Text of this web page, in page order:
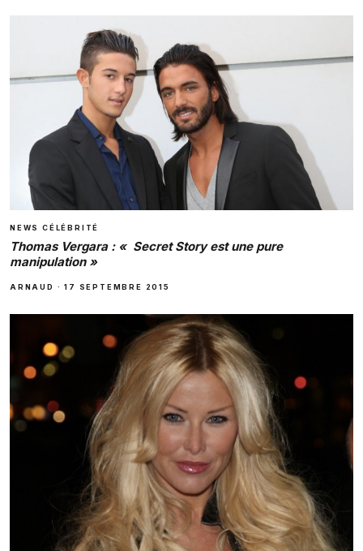
NEWS CÉLÉBRITÉ
Thomas Vergara : « Secret Story est une pure
manipulation »
ARNAUD ·17 SEPTEMBRE 2015